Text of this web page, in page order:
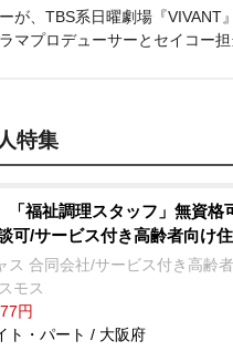
が、TBS系日曜劇場『VIVANT
マプロデューサーとセイコー担
特集
「福祉調理スタッフ」無資格
可/サービス付き高齢者向け
ス 合同会社/サービス付き高齢
モス
円
ト・パート / 大阪府